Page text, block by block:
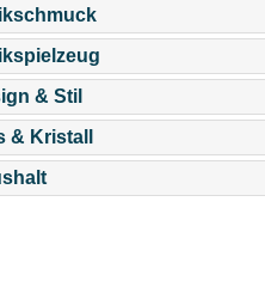
& Stil
& Kristall